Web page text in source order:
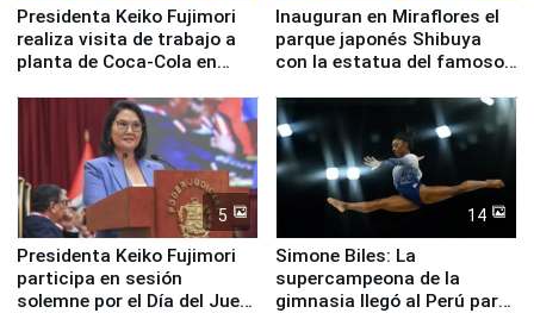
Presidenta Keiko Fujimori
realiza visita de trabajo a
planta de Coca-Cola en
Inauguran en Miraflores el
parque japonés Shibuya
con la estatua del famoso
5
Presidenta Keiko Fujimori
participa en sesión
solemne por el Día del Juez
14
Simone Biles: La
supercampeona de la
gimnasia llegó al Perú para